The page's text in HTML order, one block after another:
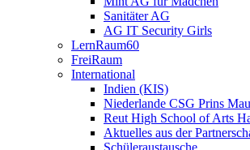
Sanitäter AG
AG IT Security Girls
LernRaum60
FreiRaum
International
Indien (KIS)
Niederlande CSG Prins
Reut High School of Arts
Aktuelles aus der